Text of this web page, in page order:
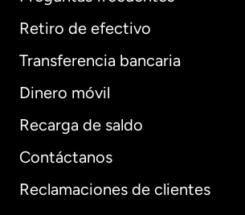
Retiro de efectivo
Transferencia bancaria
Dinero móvil
Recarga de saldo
Contáctanos
Reclamaciones de clientes